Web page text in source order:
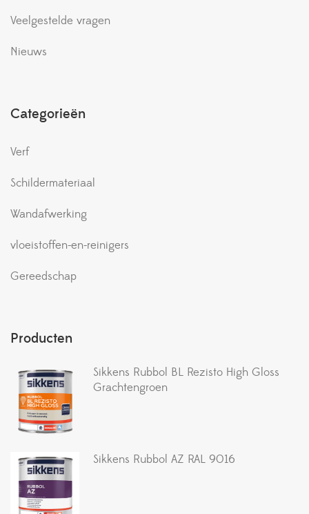
Veelgestelde vragen
Nieuws
Categorieën
Verf
Schildermateriaal
Wandafwerking
vloeistoffen-en-reinigers
Gereedschap
Producten
Sikkens Rubbol BL Rezisto High Gloss
Grachtengroen
Sikkens Rubbol AZ RAL 9016